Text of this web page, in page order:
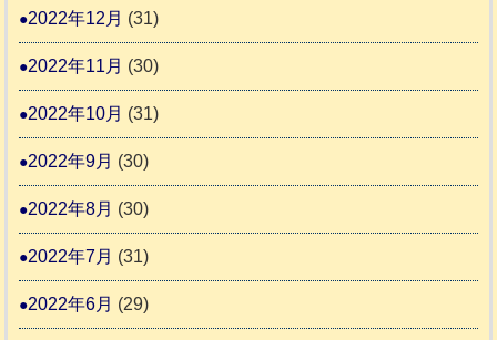
2022年12月 (31)
2022年11月 (30)
2022年10月 (31)
2022年9月 (30)
2022年8月 (30)
2022年7月 (31)
2022年6月 (29)